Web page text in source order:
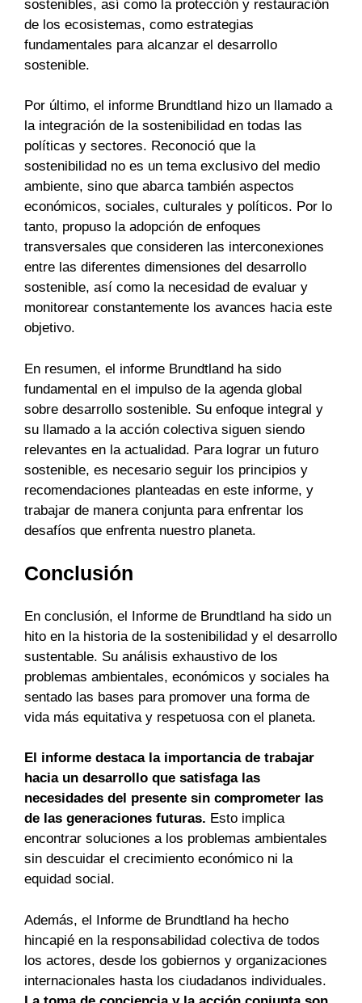
sostenibles, así como la protección y restauración
de los ecosistemas, como estrategias
fundamentales para alcanzar el desarrollo
sostenible.
Por último, el informe Brundtland hizo un llamado a
la integración de la sostenibilidad en todas las
políticas y sectores. Reconoció que la
sostenibilidad no es un tema exclusivo del medio
ambiente, sino que abarca también aspectos
económicos, sociales, culturales y políticos. Por lo
tanto, propuso la adopción de enfoques
transversales que consideren las interconexiones
entre las diferentes dimensiones del desarrollo
sostenible, así como la necesidad de evaluar y
monitorear constantemente los avances hacia este
objetivo.
En resumen, el informe Brundtland ha sido
fundamental en el impulso de la agenda global
sobre desarrollo sostenible. Su enfoque integral y
su llamado a la acción colectiva siguen siendo
relevantes en la actualidad. Para lograr un futuro
sostenible, es necesario seguir los principios y
recomendaciones planteadas en este informe, y
trabajar de manera conjunta para enfrentar los
desafíos que enfrenta nuestro planeta.
Conclusión
En conclusión, el Informe de Brundtland ha sido un
hito en la historia de la sostenibilidad y el desarrollo
sustentable. Su análisis exhaustivo de los
problemas ambientales, económicos y sociales ha
sentado las bases para promover una forma de
vida más equitativa y respetuosa con el planeta.
El informe destaca la importancia de trabajar
hacia un desarrollo que satisfaga las
necesidades del presente sin comprometer las
de las generaciones futuras. Esto implica
encontrar soluciones a los problemas ambientales
sin descuidar el crecimiento económico ni la
equidad social.
Además, el Informe de Brundtland ha hecho
hincapié en la responsabilidad colectiva de todos
los actores, desde los gobiernos y organizaciones
internacionales hasta los ciudadanos individuales.